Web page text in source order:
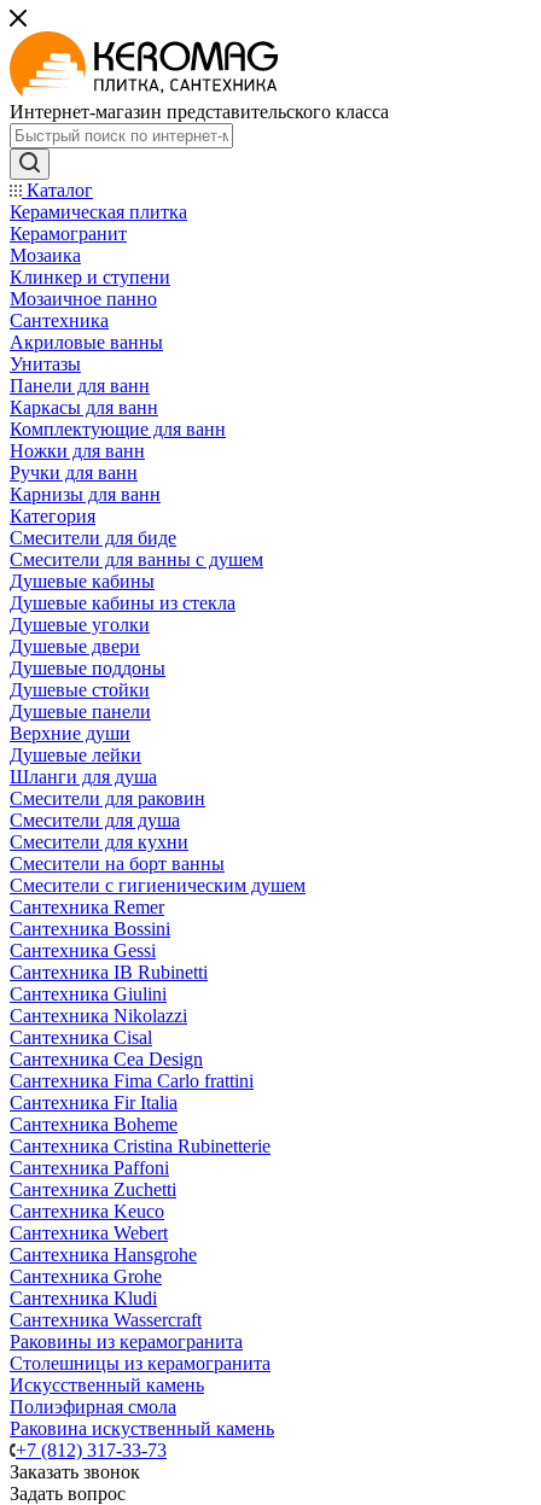
Интернет-магазин представительского класса
Каталог
Керамическая плитка
Керамогранит
Мозаика
Клинкер и ступени
Мозаичное панно
Сантехника
Акриловые ванны
Унитазы
Панели для ванн
Каркасы для ванн
Комплектующие для ванн
Ножки для ванн
Ручки для ванн
Карнизы для ванн
Категория
Смесители для биде
Смесители для ванны с душем
Душевые кабины
Душевые кабины из стекла
Душевые уголки
Душевые двери
Душевые поддоны
Душевые стойки
Душевые панели
Верхние души
Душевые лейки
Шланги для душа
Смесители для раковин
Смесители для душа
Смесители для кухни
Смесители на борт ванны
Смесители с гигиеническим душем
Сантехника Remer
Сантехника Bossini
Сантехника Gessi
Сантехника IB Rubinetti
Сантехника Giulini
Сантехника Nikolazzi
Сантехника Cisal
Сантехника Cea Design
Сантехника Fima Carlo frattini
Сантехника Fir Italia
Сантехника Boheme
Сантехника Cristina Rubinetterie
Сантехника Paffoni
Сантехника Zuchetti
Сантехника Keuco
Сантехника Webert
Сантехника Hansgrohe
Сантехника Grohe
Сантехника Kludi
Сантехника Wassercraft
Раковины из керамогранита
Столешницы из керамогранита
Искусственный камень
Полиэфирная смола
Раковина искуственный камень
+7 (812) 317-33-73
Заказать звонок
Задать вопрос